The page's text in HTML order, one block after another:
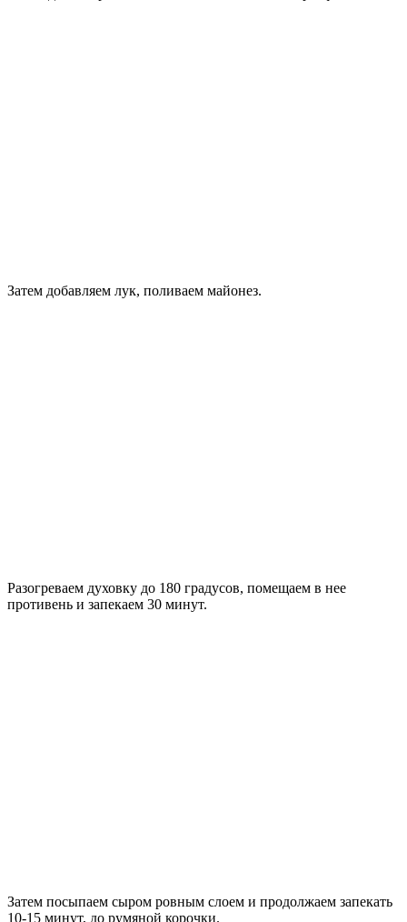
Затем добавляем лук, поливаем майонез.
Разогреваем духовку до 180 градусов, помещаем в нее
противень и запекаем 30 минут.
Затем посыпаем сыром ровным слоем и продолжаем запекать
10-15 минут, до румяной корочки.